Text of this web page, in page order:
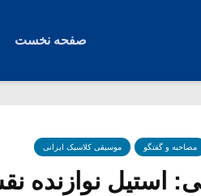
صفحه نخست
مصاحبه و گفتگو موسیقی کلاسیک ایرانی
استیل نوازنده